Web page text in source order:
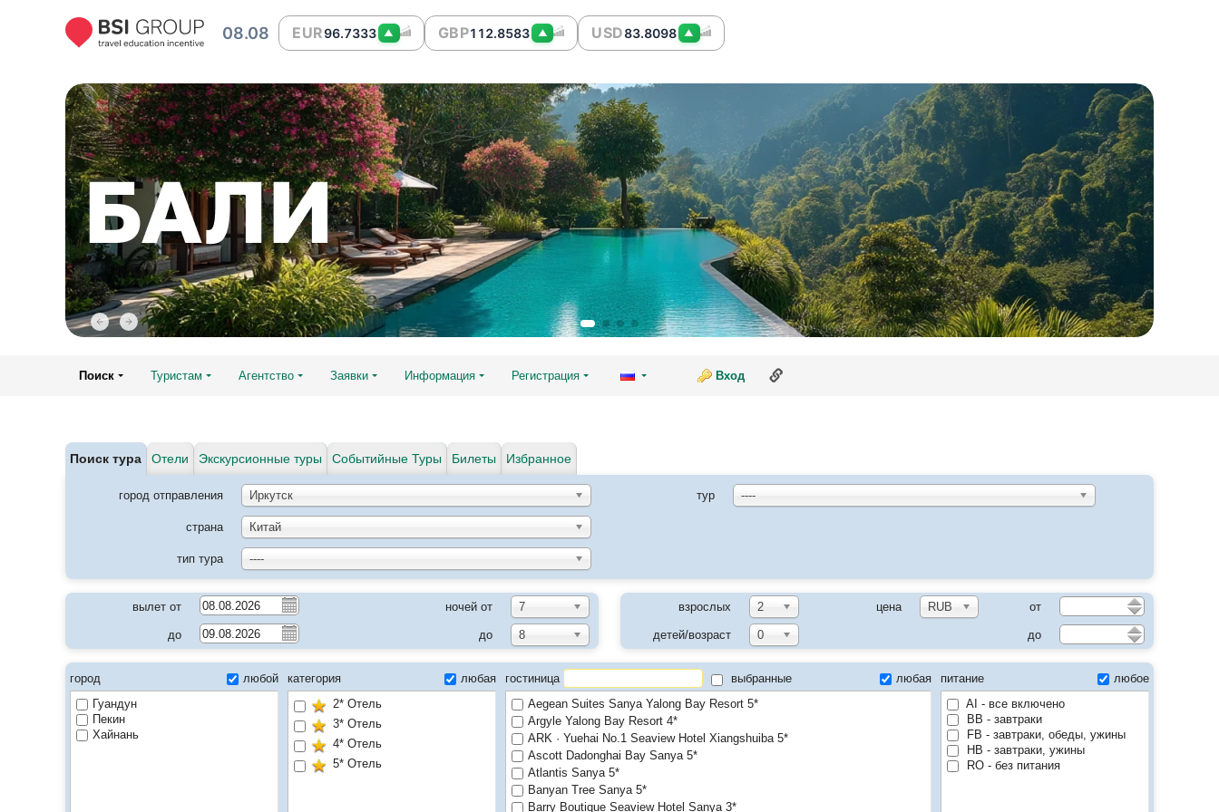
08.08 EUR96.7333 ▲ GBP112.8583 ▲ USD83.8098 ▲
Поиск Туристам Агентство Заявки Информация Регистрация Вход
Поиск тура Отели Экскурсионные туры Событийные Туры Билеты Избранное
город отправления Иркутск
страна Китай
тип тура ----
тур ----
вылет от ночей от 7
до до 8
взрослых 2 цена RUB от
детей/возраст 0 до
город
любой
Гуандун
Пекин
Хайнань
категория
любая
2* Отель
3* Отель
4* Отель
5* Отель
гостиница выбранные
любая
Aegean Suites Sanya Yalong Bay Resort 5*
Argyle Yalong Bay Resort 4*
ARK · Yuehai No.1 Seaview Hotel Xiangshuiba 5*
Ascott Dadonghai Bay Sanya 5*
Atlantis Sanya 5*
Banyan Tree Sanya 5*
Barry Boutique Seaview Hotel Sanya 3*
питание
любое
AI - все включено
BB - завтраки
FB - завтраки, обеды, ужины
HB - завтраки, ужины
RO - без питания